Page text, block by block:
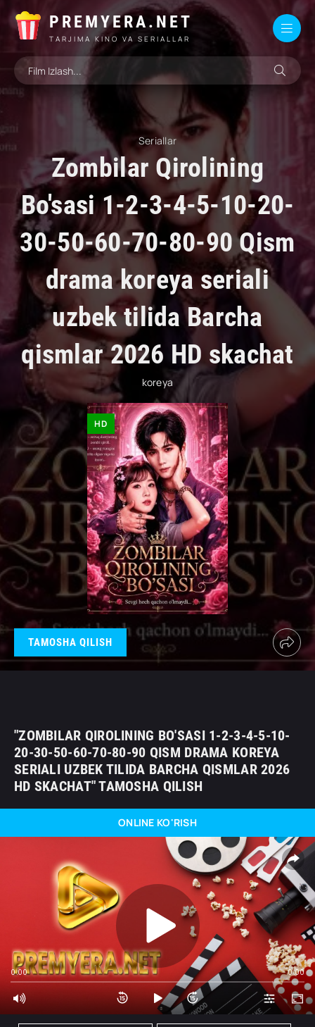
PREMYERA.NET
TARJIMA KINO VA SERIALLAR
Seriallar
Zombilar Qirolining
Bo'sasi 1-2-3-4-5-10-20-
30-50-60-70-80-90 Qism
drama koreya seriali
uzbek tilida Barcha
qismlar 2026 HD skachat
koreya
HD
TAMOSHA QILISH
"ZOMBILAR QIROLINING BO'SASI 1-2-3-4-5-10-
20-30-50-60-70-80-90 QISM DRAMA KOREYA
SERIALI UZBEK TILIDA BARCHA QISMLAR 2026
HD SKACHAT" TAMOSHA QILISH
ONLINE KO'RISH
0:00 0:00